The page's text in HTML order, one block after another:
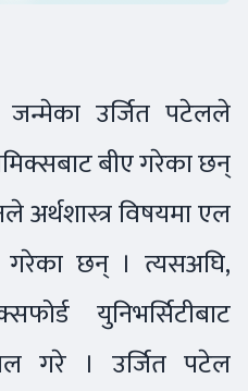
उर्जित पटेलले
बीए गरेका छन्
अर्थशास्त्र विषयमा एल
गरेका छन् । त्यसअघि,
युनिभर्सिटीबाट
गरे । उर्जित पटेल